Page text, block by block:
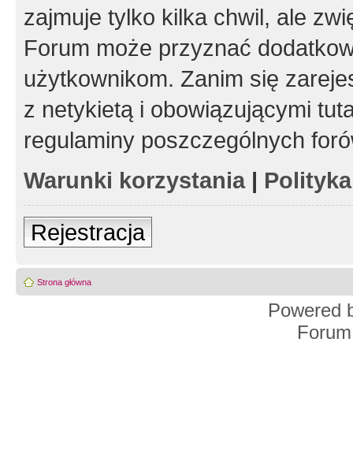
zajmuje tylko kilka chwil, ale
Forum może przyznać
użytkownikom. Zanim się
z netykietą i obowiązującymi
regulaminy poszczególnych
Warunki korzystania|
Rejestracja
Strona główna
Powered